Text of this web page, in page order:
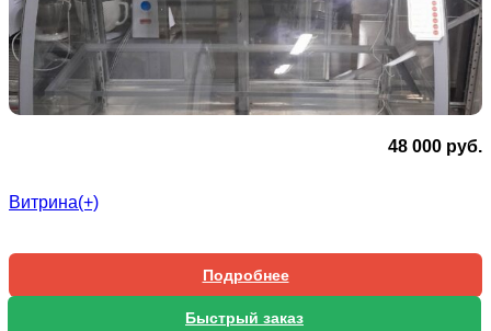
48 000 руб.
Витрина(+)
Подробнее
Быстрый заказ